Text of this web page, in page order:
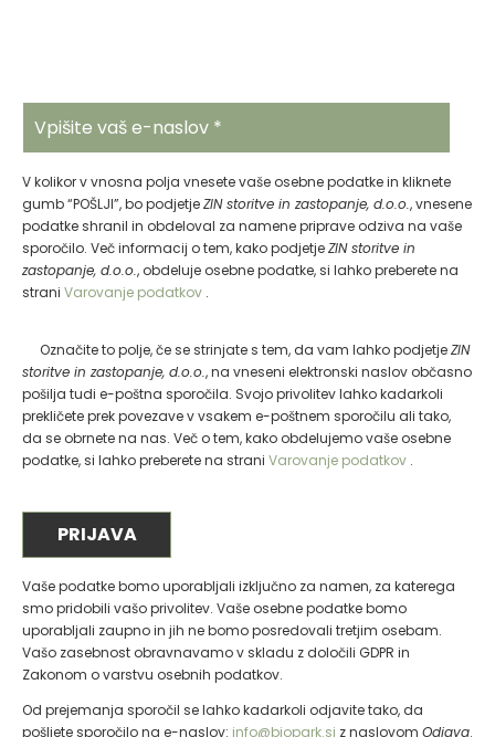
V kolikor v vnosna polja vnesete vaše osebne podatke in kliknete
gumb “POŠLJI”, bo podjetjeZIN storitve in zastopanje, d.o.o., vnesene
podatke shranil in obdeloval za namene priprave odziva na vaše
sporočilo. Več informacij o tem, kako podjetjeZIN storitve in
zastopanje, d.o.o., obdeluje osebne podatke, si lahko preberete na
strani Varovanje podatkov .
Označite to polje, če se strinjate s tem, da vam lahko podjetjeZIN
storitve in zastopanje, d.o.o., na vneseni elektronski naslov občasno
pošilja tudi e-poštna sporočila. Svojo privolitev lahko kadarkoli
prekličete prek povezave v vsakem e-poštnem sporočilu ali tako,
da se obrnete na nas. Več o tem, kako obdelujemo vaše osebne
podatke, si lahko preberete na strani Varovanje podatkov .
Vaše podatke bomo uporabljali izključno za namen, za katerega
smo pridobili vašo privolitev. Vaše osebne podatke bomo
uporabljali zaupno in jih ne bomo posredovali tretjim osebam.
Vašo zasebnost obravnavamo v skladu z določili GDPR in
Zakonom o varstvu osebnih podatkov.
Od prejemanja sporočil se lahko kadarkoli odjavite tako, da
pošljete sporočilo na e-naslov: info@biopark.si z naslovom Odjava.